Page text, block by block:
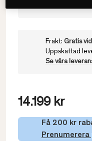
Frakt: Gratis
Uppskattad
Se våra
14.199 kr
Få 200 kr
Prenumerera